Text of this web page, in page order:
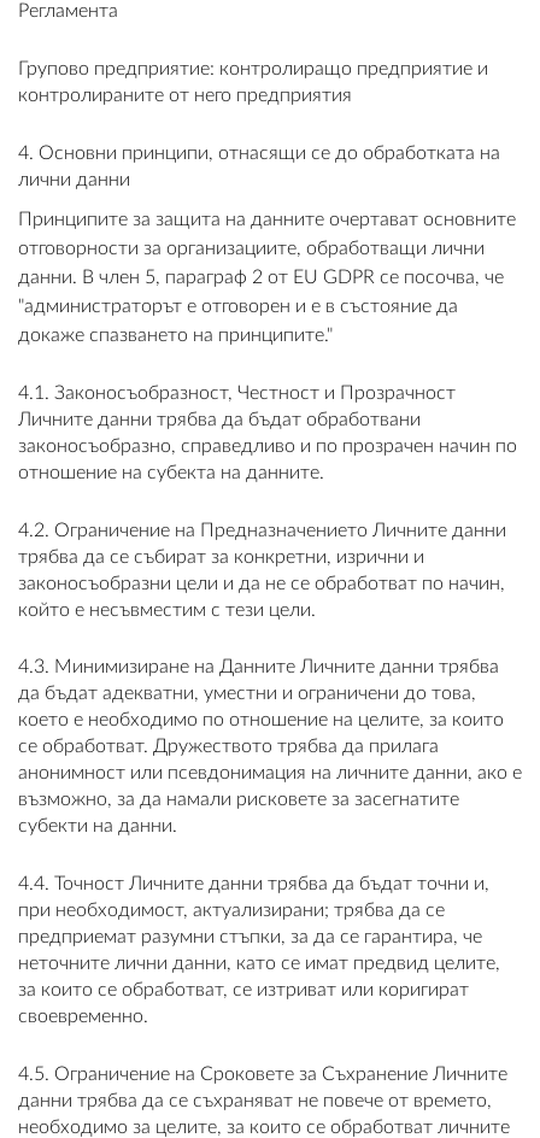
Регламента
Групово предприятие: контролиращо предприятие и
контролираните от него предприятия
4. Основни принципи, отнасящи се до обработката на
лични данни
Принципите за защита на данните очертават основните
отговорности за организациите, обработващи лични
данни. В член 5, параграф 2 от EU GDPR се посочва, че
"администраторът е отговорен и е в състояние да
докаже спазването на принципите."
4.1. Законосъобразност, Честност и Прозрачност
Личните данни трябва да бъдат обработвани
законосъобразно, справедливо и по прозрачен начин по
отношение на субекта на данните.
4.2. Ограничение на Предназначението Личните данни
трябва да се събират за конкретни, изрични и
законосъобразни цели и да не се обработват по начин,
който е несъвместим с тези цели.
4.3. Минимизиране на Данните Личните данни трябва
да бъдат адекватни, уместни и ограничени до това,
което е необходимо по отношение на целите, за които
се обработват. Дружеството трябва да прилага
анонимност или псевдонимация на личните данни, ако е
възможно, за да намали рисковете за засегнатите
субекти на данни.
4.4. Точност Личните данни трябва да бъдат точни и,
при необходимост, актуализирани; трябва да се
предприемат разумни стъпки, за да се гарантира, че
неточните лични данни, като се имат предвид целите,
за които се обработват, се изтриват или коригират
своевременно.
4.5. Ограничение на Сроковете за Съхранение Личните
данни трябва да се съхраняват не повече от времето,
необходимо за целите, за които се обработват личните